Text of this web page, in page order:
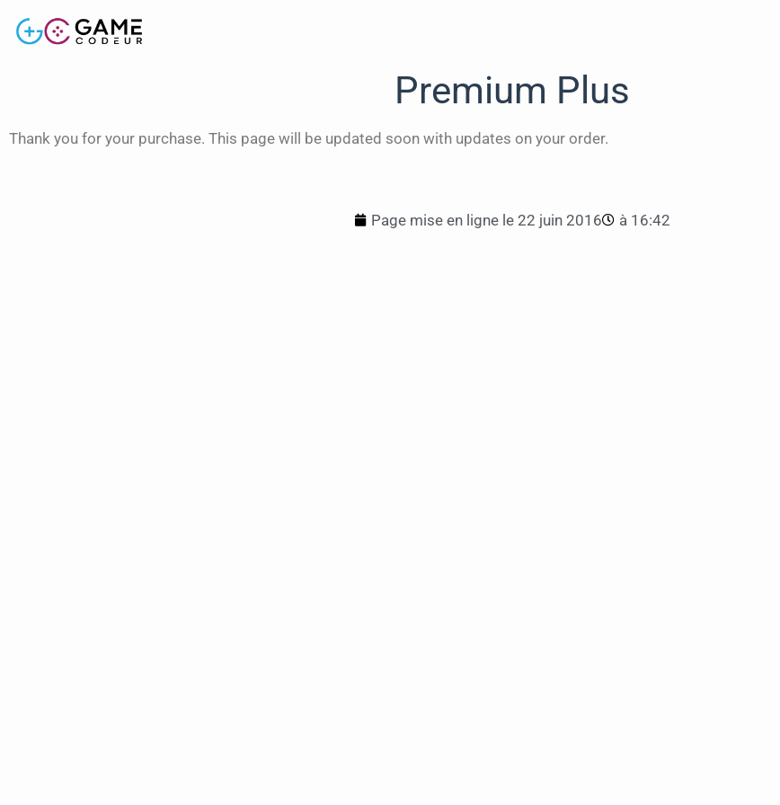
Premium Plus
Thank you for your purchase. This page will be updated soon with updates on your order.
Page mise en ligne le 22 juin 2016 à 16:42